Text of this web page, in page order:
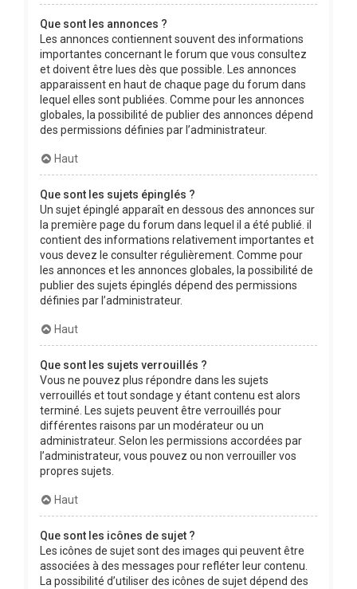
Que sont les annonces ?
Les annonces contiennent souvent des informations
importantes concernant le forum que vous consultez
et doivent être lues dès que possible. Les annonces
apparaissent en haut de chaque page du forum dans
lequel elles sont publiées. Comme pour les annonces
globales, la possibilité de publier des annonces dépend
des permissions définies par l’administrateur.
Haut
Que sont les sujets épinglés ?
Un sujet épinglé apparaît en dessous des annonces sur
la première page du forum dans lequel il a été publié. il
contient des informations relativement importantes et
vous devez le consulter régulièrement. Comme pour
les annonces et les annonces globales, la possibilité de
publier des sujets épinglés dépend des permissions
définies par l’administrateur.
Haut
Que sont les sujets verrouillés ?
Vous ne pouvez plus répondre dans les sujets
verrouillés et tout sondage y étant contenu est alors
terminé. Les sujets peuvent être verrouillés pour
différentes raisons par un modérateur ou un
administrateur. Selon les permissions accordées par
l’administrateur, vous pouvez ou non verrouiller vos
propres sujets.
Haut
Que sont les icônes de sujet ?
Les icônes de sujet sont des images qui peuvent être
associées à des messages pour refléter leur contenu.
La possibilité d’utiliser des icônes de sujet dépend des